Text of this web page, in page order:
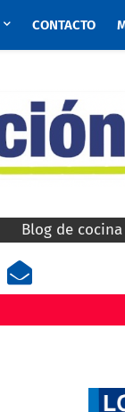
CONTACTO
Blog de cocina